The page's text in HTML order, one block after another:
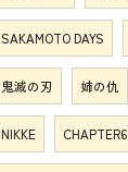
SAKAMOTO DAYS
鬼滅の刃 姉の仇
NIKKE CHAPTER6